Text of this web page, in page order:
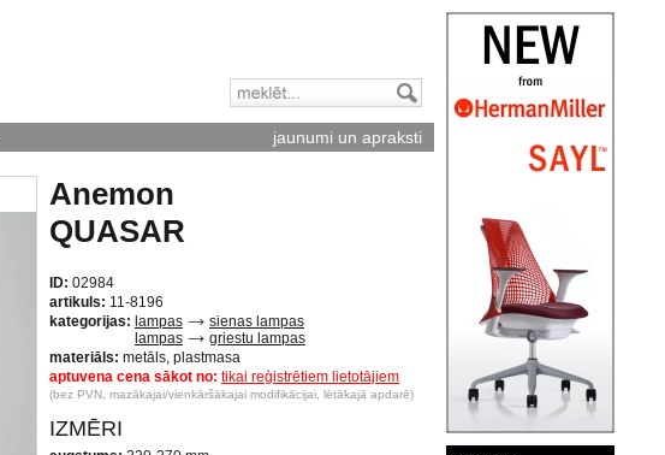
jaunumi un apraksti
Anemon
QUASAR
ID: 02984
artikuls: 11-8196
kategorijas: lampas
sienas lampas
lampas
griestu lampas
materiāls: metāls, plastmasa
aptuvena cena sākot no: tikai reģistrētiem lietotājiem
(bez PVN, mazākajai/vienkāršākajai modifikācijai, lētākajā apdarē)
IZMĒRI